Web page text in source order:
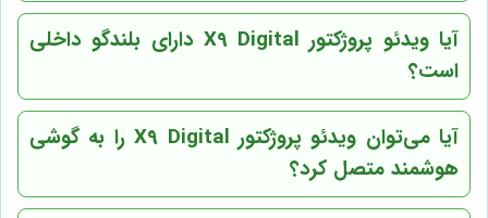
آیا ویدئو پروژکتور X9 Digital دارای بلندگو داخلی
است؟
آیا می‌توان ویدئو پروژکتور X9 Digital را به گوشی
هوشمند متصل کرد؟